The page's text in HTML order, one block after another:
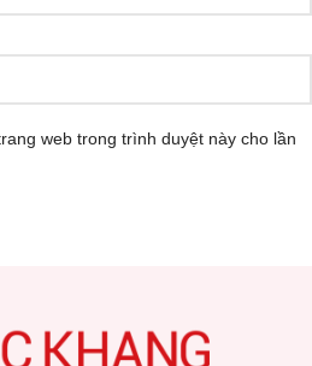
web trong trình duyệt này cho lần